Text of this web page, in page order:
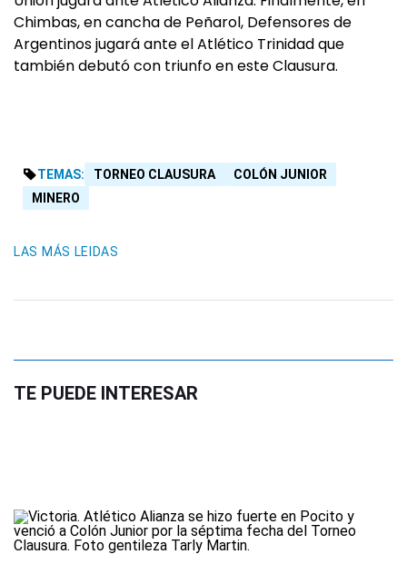
Chimbas, en cancha de Peñarol, Defensores de
Argentinos jugará ante el Atlético Trinidad que
también debutó con triunfo en este Clausura.
TEMAS: TORNEO CLAUSURA
COLÓN JUNIOR
MINERO
LAS MÁS LEIDAS
TE PUEDE INTERESAR